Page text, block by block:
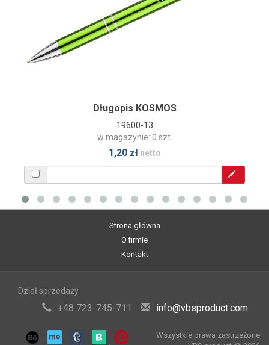
Długopis KOSMOS
19600-13
w magazynie: 0 szt.
1,20 złnetto
Strona główna
O firmie
Kontakt
Dział sprzedaży
+48 723-745-711 info@vbsproduct.com
Wszystkie prawa zastrzeżone